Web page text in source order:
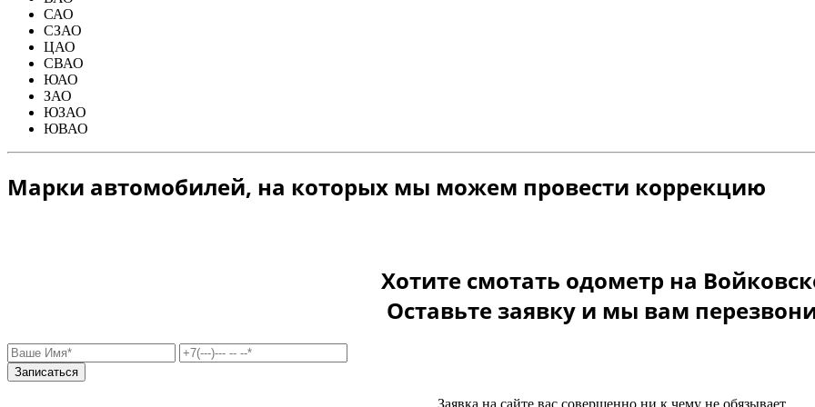
САО
СЗАО
ЦАО
СВАО
ЮАО
ЗАО
ЮЗАО
ЮВАО
Марки автомобилей, на которых мы можем провести коррекцию
Хотите смотать одометр на
Оставьте заявку и мы вам